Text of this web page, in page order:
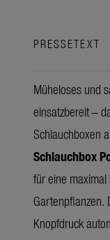
PRESSETEXT
Müheloses und
einsatzbereit –
Schlauchboxen
Schlauchbox
für eine
Gartenpflanzen.
Knopfdruck